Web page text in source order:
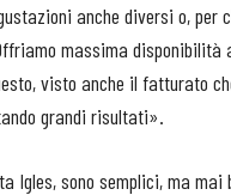
anche diversi o, per
massima disponibilità
visto anche il fatturato
grandi risultati».
Igles, sono semplici, ma mai